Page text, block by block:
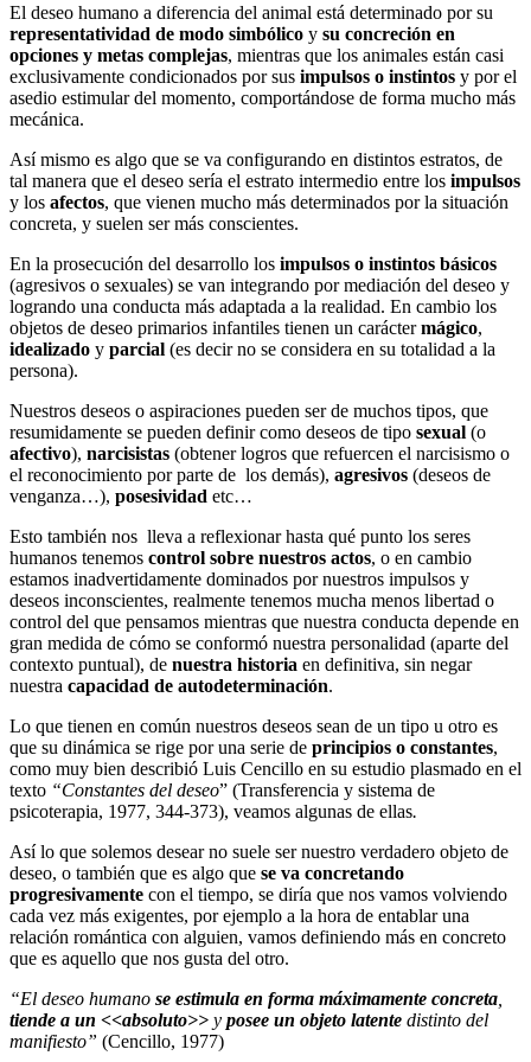
El deseo humano a diferencia del animal está determinado por su
representatividad de modo simbólico y su concreción en
opciones y metas complejas, mientras que los animales están casi
exclusivamente condicionados por sus impulsos o instintos y por el
asedio estimular del momento, comportándose de forma mucho más
mecánica.
Así mismo es algo que se va configurando en distintos estratos, de
tal manera que el deseo sería el estrato intermedio entre los impulsos
y los afectos, que vienen mucho más determinados por la situación
concreta, y suelen ser más conscientes.
En la prosecución del desarrollo los impulsos o instintos básicos
(agresivos o sexuales) se van integrando por mediación del deseo y
logrando una conducta más adaptada a la realidad. En cambio los
objetos de deseo primarios infantiles tienen un caráctermágico,
idealizado y parcial (es decir no se considera en su totalidad a la
persona).
Nuestros deseos o aspiraciones pueden ser de muchos tipos, que
resumidamente se pueden definir como deseos de tipo sexual (o
afectivo), narcisistas (obtener logros que refuercen el narcisismo o
el reconocimiento por parte de los demás), agresivos (deseos de
venganza…), posesividad etc…
Esto también nos lleva a reflexionar hasta qué punto los seres
humanos tenemos control sobre nuestros actos, o en cambio
estamos inadvertidamente dominados por nuestros impulsos y
deseos inconscientes, realmente tenemos mucha menos libertad o
control del que pensamos mientras que nuestra conducta depende en
gran medida de cómo se conformó nuestra personalidad (aparte del
contexto puntual), de nuestra historia en definitiva, sin negar
nuestra capacidad de autodeterminación.
Lo que tienen en común nuestros deseos sean de un tipo u otro es
que su dinámica se rige por una serie de principios o constantes,
como muy bien describió Luis Cencillo en su estudio plasmado en el
texto “Constantes del deseo” (Transferencia y sistema de
psicoterapia, 1977, 344-373), veamos algunas de ellas.
Así lo que solemos desear no suele ser nuestro verdadero objeto de
deseo, o también que es algo que se va concretando
progresivamente con el tiempo, se diría que nos vamos volviendo
cada vez más exigentes, por ejemplo a la hora de entablar una
relación romántica con alguien, vamos definiendo más en concreto
que es aquello que nos gusta del otro.
“El deseo humano se estimula en forma máximamente concreta
tiende a un <<absoluto>> y posee un objeto latente distinto del
manifiesto” (Cencillo, 1977)